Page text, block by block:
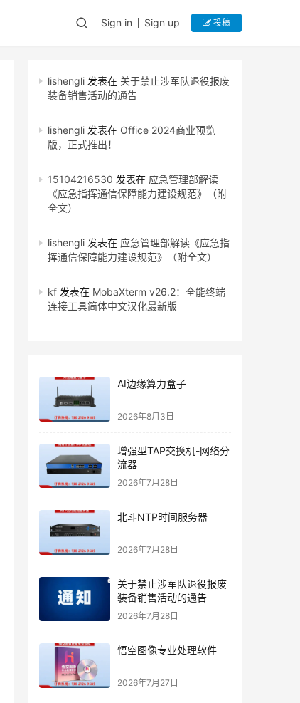
Sign in Sign up 投稿
lishengli 发表在 关于禁止涉军队退役报废
装备销售活动的通告
lishengli 发表在 Office 2024商业预览
版，正式推出！
15104216530 发表在 应急管理部解读
《应急指挥通信保障能力建设规范》（附
全文）
lishengli 发表在 应急管理部解读《应急指
挥通信保障能力建设规范》（附全文）
kf 发表在 MobaXterm v26.2：全能终端
连接工具简体中文汉化最新版
AI边缘算力盒子
2026年8月3日
增强型TAP交换机-网络分
流器
2026年7月28日
北斗NTP时间服务器
2026年7月28日
关于禁止涉军队退役报废
装备销售活动的通告
2026年7月28日
悟空图像专业处理软件
2026年7月27日